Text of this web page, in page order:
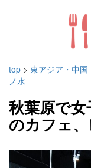
top > 東アジア・中国
ノ水
秋葉原で
のカフェ